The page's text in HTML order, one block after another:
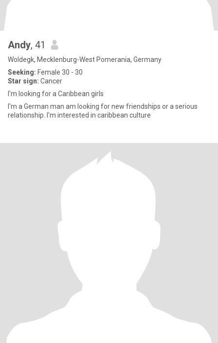
Andy, 41
Woldegk, Mecklenburg-West Pomerania, Germany
Seeking: Female 30 - 30
Star sign: Cancer
I'm looking for a Caribbean girls
I'm a German man am looking for new friendships or a serious
relationship. I'm interested in caribbean culture